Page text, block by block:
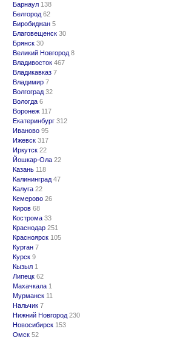
Барнаул 138
Белгород 62
Биробиджан 5
Благовещенск 30
Брянск 30
Великий Новгород 8
Владивосток 467
Владикавказ 7
Владимир 7
Волгоград 32
Вологда 6
Воронеж 117
Екатеринбург 312
Иваново 95
Ижевск 317
Иркутск 22
Йошкар-Ола 22
Казань 118
Калининград 47
Калуга 22
Кемерово 26
Киров 68
Кострома 33
Краснодар 251
Красноярск 105
Курган 7
Курск 9
Кызыл 1
Липецк 62
Махачкала 1
Мурманск 11
Нальчик 7
Нижний Новгород 230
Новосибирск 153
Омск 52